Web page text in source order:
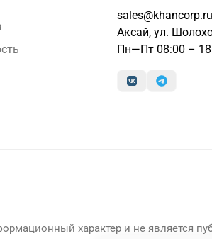
sales@khancorp.ru
Аксай, ул.
Пн—Пт 08:00 –
характер и не является